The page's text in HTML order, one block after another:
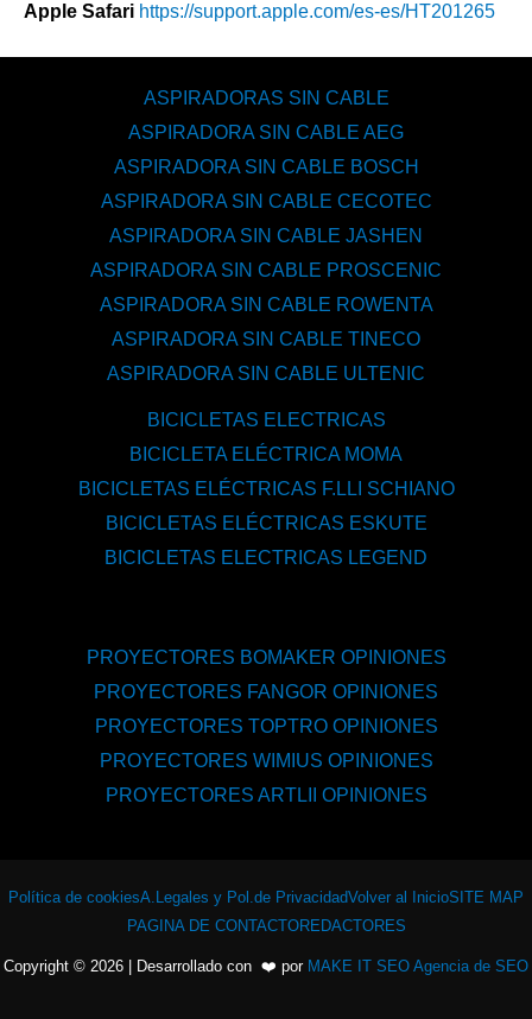
Apple Safari https://support.apple.com/es-es/HT201265
ASPIRADORAS SIN CABLE
ASPIRADORA SIN CABLE AEG
ASPIRADORA SIN CABLE BOSCH
ASPIRADORA SIN CABLE CECOTEC
ASPIRADORA SIN CABLE JASHEN
ASPIRADORA SIN CABLE PROSCENIC
ASPIRADORA SIN CABLE ROWENTA
ASPIRADORA SIN CABLE TINECO
ASPIRADORA SIN CABLE ULTENIC
BICICLETAS ELECTRICAS
BICICLETA ELÉCTRICA MOMA
BICICLETAS ELÉCTRICAS F.LLI SCHIANO
BICICLETAS ELÉCTRICAS ESKUTE
BICICLETAS ELECTRICAS LEGEND
PROYECTORES BOMAKER OPINIONES
PROYECTORES FANGOR OPINIONES
PROYECTORES TOPTRO OPINIONES
PROYECTORES WIMIUS OPINIONES
PROYECTORES ARTLII OPINIONES
Política de cookiesA.Legales y Pol.de PrivacidadVolver al InicioSITE MAP
PAGINA DE CONTACTOREDACTORES
Copyright © 2026 | Desarrollado con ❤️ por MAKE IT SEO Agencia de SEO